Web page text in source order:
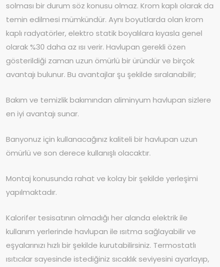
solması bir durum söz konusu olmaz. Krom kaplı olarak da
temin edilmesi mümkündür. Aynı boyutlarda olan krom
kaplı radyatörler, elektro statik boyalılara kıyasla genel
olarak %30 daha az ısı verir. Havlupan gerekli özen
gösterildiği zaman uzun ömürlü bir üründür ve birçok
avantajı bulunur. Bu avantajlar şu şekilde sıralanabilir;
Bakım ve temizlik bakımından aliminyum havlupan sizlere
en iyi avantajı sunar.
Banyonuz için kullanacağınız kaliteli bir havlupan uzun
ömürlü ve son derece kullanışlı olacaktır.
Montaj konusunda rahat ve kolay bir şekilde yerleşimi
yapılmaktadır.
Kalorifer tesisatının olmadığı her alanda elektrik ile
kullanım yerlerinde havlupan ile ısıtma sağlayabilir ve
eşyalarınızı hızlı bir şekilde kurutabilirsiniz. Termostatlı
ısıtıcılar sayesinde istediğiniz sıcaklık seviyesini ayarlayıp,